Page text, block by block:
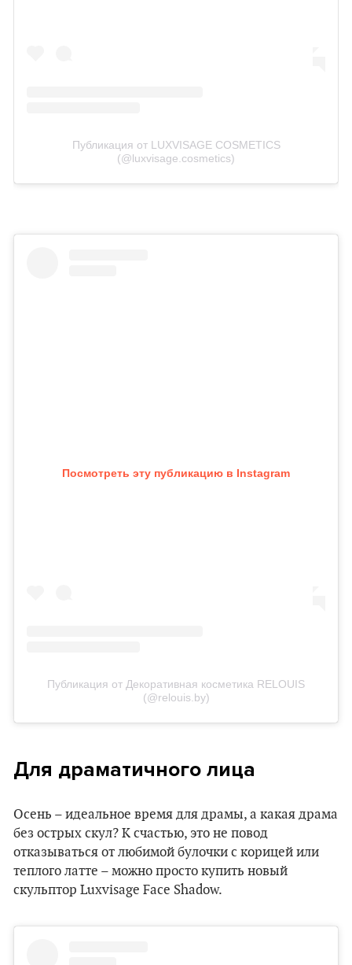
Публикация от LUXVISAGE COSMETICS
(@luxvisage.cosmetics)
Посмотреть эту публикацию в Instagram
Публикация от Декоративная косметика RELOUIS
(@relouis.by)
Для драматичного лица
Осень – идеальное время для драмы, а какая драма
без острых скул? К счастью, это не повод
отказываться от любимой булочки с корицей или
теплого латте – можно просто купить новый
скульптор Luxvisage Face Shadow.